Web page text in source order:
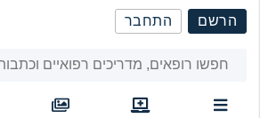
שִׂים
לֵב:
מַעֲרֶכֶת
הרשם התחבר